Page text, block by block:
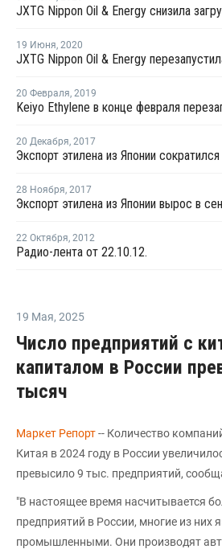
19 Июня, 2020
20 Февраля, 2019
20 Декабря, 2017
Экспорт этилена из Японии
28 Ноября, 2017
Экспорт этилена из Японии вырос в
22 Октября, 2012
Радио-лента от 22.10.12.
19 Мая, 2025
Число предприятий с
капиталом в России
тысяч
Маркет Репорт-- Количество
Китая в 2024 году в России
превысило 9 тыс. предприятий,
"В настоящее время насчитывается
предприятий в России, многие из них
промышленными. Они производят